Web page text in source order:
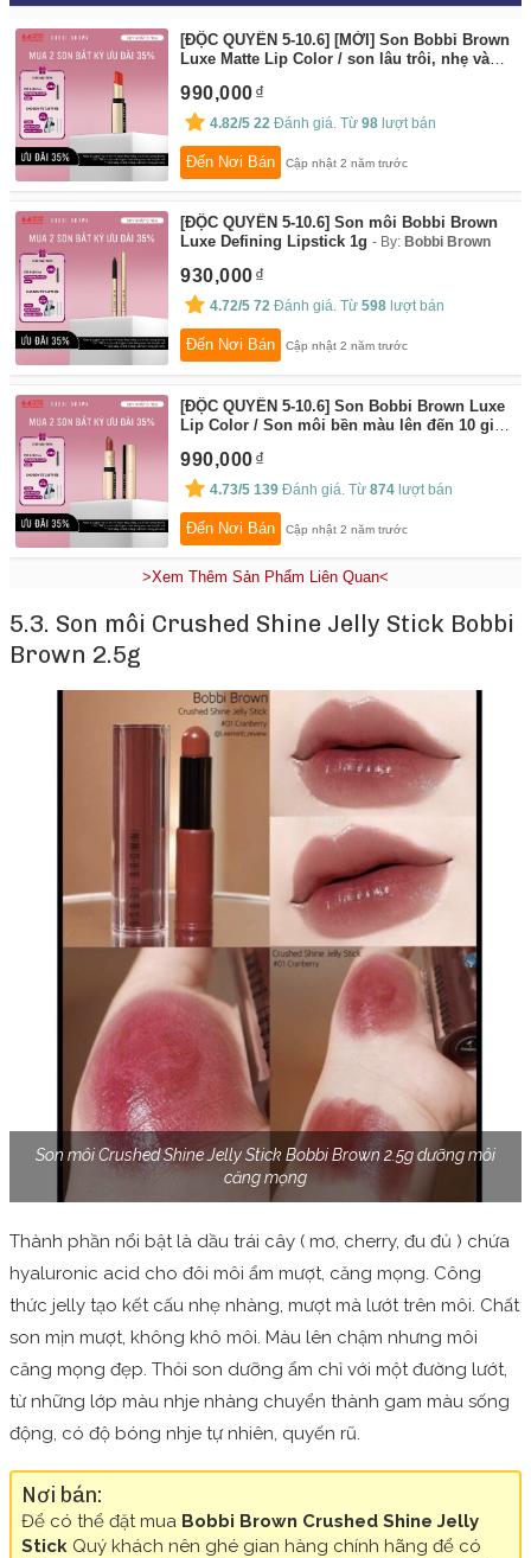
[ĐỘC QUYỀN 5-10.6] [MỚI] Son Bobbi Brown
Luxe Matte Lip Color / son lâu trôi, nhẹ và
Bobbi Brown
990,000
4.82/5 22 Đánh giá. Từ98 lượt bán
Đến Nơi Bán Cập nhật 2 năm trước
[ĐỘC QUYỀN 5-10.6] Son môi Bobbi Brown
Luxe Defining Lipstick 1g
By: Bobbi Brown
930,000
4.72/5 72 Đánh giá. Từ598 lượt bán
Đến Nơi Bán Cập nhật 2 năm trước
[ĐỘC QUYỀN 5-10.6] Son Bobbi Brown Luxe
Lip Color / Son môi bền màu lên đến 10 giờ
điểm bán chạy
990,000
4.73/5 139 Đánh giá. Từ874 lượt bán
Đến Nơi Bán Cập nhật 2 năm trước
>Xem Thêm Sản Phẩm Liên Quan<
5.3. Son môi Crushed Shine Jelly Stick Bobbi
Brown 2.5g
Son môi Crushed Shine Jelly Stick Bobbi Brown 2.5g dưỡng môi
căng mọng
Thành phần nổi bật là dầu trái cây ( mơ, cherry, đu đủ ) chứa
hyaluronic acid cho đôi môi ẩm mượt, căng mọng. Công
thức jelly tạo kết cấu nhẹ nhàng, mượt mà lướt trên môi. Chất
son mịn mượt, không khô môi. Màu lên chậm nhưng môi
căng mọng đẹp. Thỏi son dưỡng ẩm chỉ với một đường lướt,
từ những lớp màu nhje nhàng chuyển thành gam màu sống
động, có độ bóng nhje tự nhiên, quyến rũ.
Nơi bán:
Để có thể đặt mua Bobbi Brown Crushed Shine Jelly
Stick Quý khách nên ghé gian hàng chính hãng để có